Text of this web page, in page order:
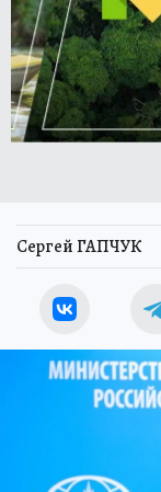
Сергей ГАПЧУК